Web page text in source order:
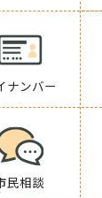
ナンバー
民相談